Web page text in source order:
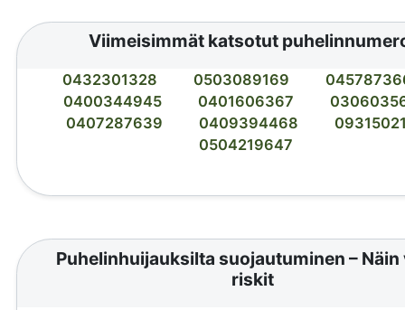
Viimeisimmät katsotut
0432301328 0503089169
0400344945
0401606367
0407287639
0409394468
0504219647
Puhelinhuijauksilta suojautuminen – Näin
riskit